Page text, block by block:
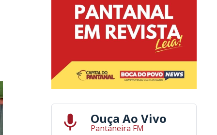
Ouça Ao Vivo
Pantaneira FM